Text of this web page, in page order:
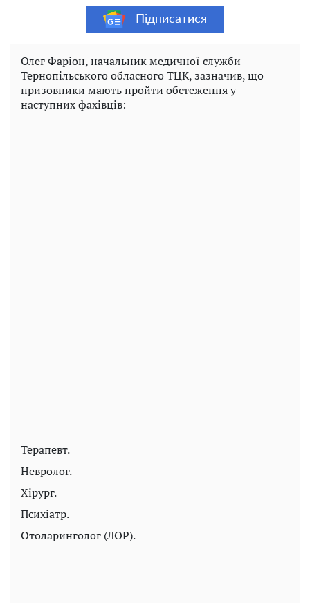
Підписатися
Олег Фаріон, начальник медичної служби
Тернопільського обласного ТЦК, зазначив, що
призовники мають пройти обстеження у
наступних фахівців:
Терапевт.
Невролог.
Хірург.
Психіатр.
Отоларинголог (ЛОР).